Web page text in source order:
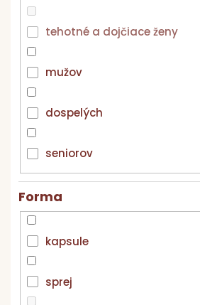
tehotné a dojčiace ženy
mužov
dospelých
seniorov
Forma
kapsule
sprej